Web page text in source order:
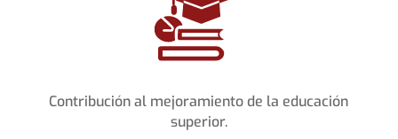
Contribución al mejoramiento de la educación
superior.